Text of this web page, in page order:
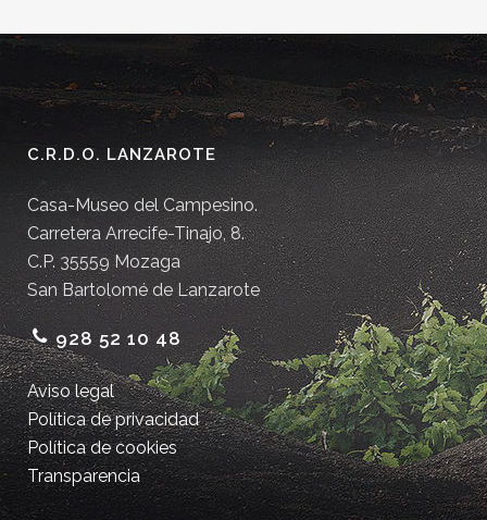
C.R.D.O. LANZAROTE
Casa-Museo del Campesino.
Carretera Arrecife-Tinajo, 8.
C.P. 35559 Mozaga
San Bartolomé de Lanzarote
928 52 10 48
Aviso legal
Política de privacidad
Política de cookies
Transparencia